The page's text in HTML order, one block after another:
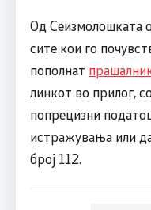
Од Сеизмолошката
сите кои го
пополнат
линкот во прилог,
попрецизни
истражувања или
број 112.